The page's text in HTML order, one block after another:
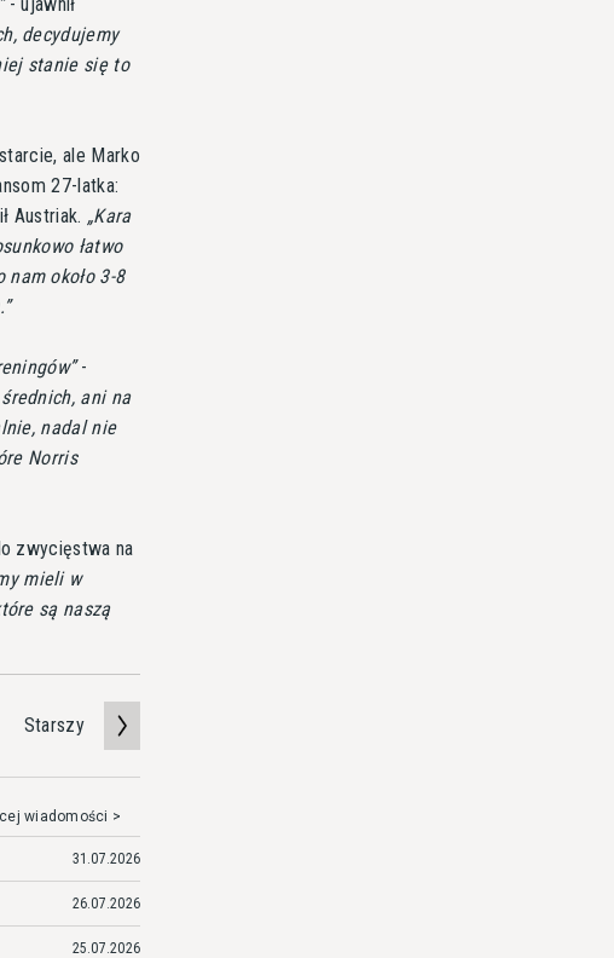
decydujemy
stanie się to
ale Marko
27-latka:
Austriak.
Kara
łatwo
około 3-8
-
ani na
nadal nie
Norris
zwycięstwa na
mieli w
są naszą
Starszy
wiadomości >
31.07.2026
26.07.2026
25.07.2026